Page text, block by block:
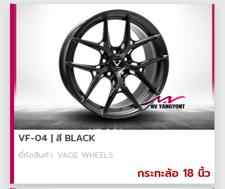
VF-04 | สี BLACK
ยี่ห้อสินค้า: VAGE WHEELS
กระทะล้อ 18 นิ้ว